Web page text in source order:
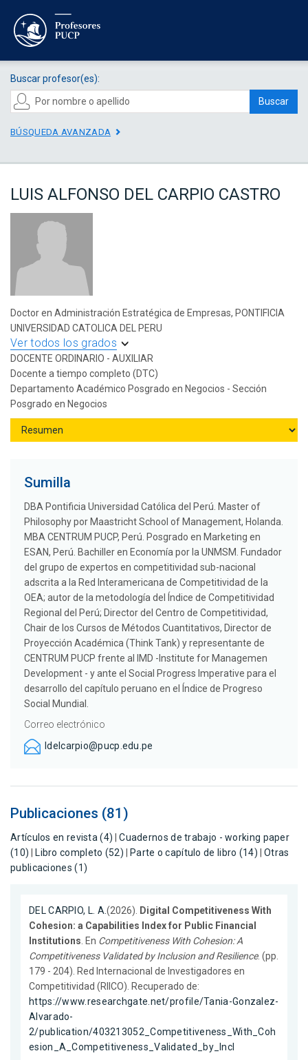
Buscar profesor(es):
Buscar
BÚSQUEDA AVANZADA
LUIS ALFONSO DEL CARPIO CASTRO
Doctor en Administración Estratégica de Empresas, PONTIFICIA
UNIVERSIDAD CATOLICA DEL PERU
Ver todos los grados
DOCENTE ORDINARIO - AUXILIAR
Docente a tiempo completo (DTC)
Departamento Académico Posgrado en Negocios - Sección
Posgrado en Negocios
Sumilla
DBA Pontificia Universidad Católica del Perú. Master of
Philosophy por Maastricht School of Management, Holanda.
MBA CENTRUM PUCP, Perú. Posgrado en Marketing en
ESAN, Perú. Bachiller en Economía por la UNMSM. Fundador
del grupo de expertos en competitividad sub-nacional
adscrita a la Red Interamericana de Competitividad de la
OEA; autor de la metodología del Índice de Competitividad
Regional del Perú; Director del Centro de Competitividad,
Chair de los Cursos de Métodos Cuantitativos, Director de
Proyección Académica (Think Tank) y representante de
CENTRUM PUCP frente al IMD -Institute for Managemen
Development - y ante el Social Progress Imperative para el
desarrollo del capítulo peruano en el Índice de Progreso
Social Mundial.
Correo electrónico
ldelcarpio@pucp.edu.pe
Publicaciones (81)
Artículos en revista (4) |Cuadernos de trabajo - working paper
(10)
Libro completo (52) Parte o capítulo de libro (14)
Otras
publicaciones (1)
DEL CARPIO, L. A.(2026).
Digital Competitiveness With
Cohesion: a Capabilities Index for Public Financial
Institutions . En Competitiveness With Cohesion: A
Competitiveness Validated by Inclusion and Resilience. (pp.
179 - 204). Red Internacional de Investigadores en
Competitividad (RIICO). Recuperado de:
https://www.researchgate.net/profile/Tania-Gonzalez-
Alvarado-
2/publication/403213052_Competitiveness_With_Coh
esion_A_Competitiveness_Validated_by_Incl